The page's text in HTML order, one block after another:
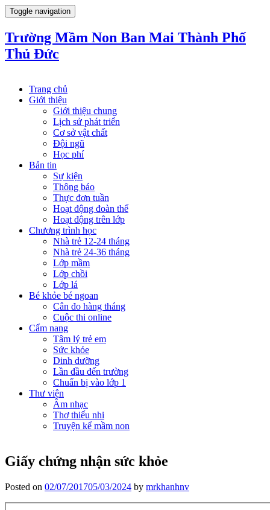
Toggle navigation
Trường Mầm Non Ban Mai Thành Phố
Thủ Đức
Trang chủ
Giới thiệu
Giới thiệu chung
Lịch sử phát triển
Cơ sở vật chất
Đội ngũ
Học phí
Bản tin
Sự kiện
Thông báo
Thực đơn tuần
Hoạt động đoàn thể
Hoạt động trên lớp
Chương trình học
Nhà trẻ 12-24 tháng
Nhà trẻ 24-36 tháng
Lớp mầm
Lớp chồi
Lớp lá
Bé khỏe bé ngoan
Cân đo hàng tháng
Cuộc thi online
Cẩm nang
Tâm lý trẻ em
Sức khỏe
Dinh dưỡng
Lần đầu đến trường
Chuẩn bị vào lớp 1
Thư viện
Âm nhạc
Thơ thiếu nhi
Truyện kể mầm non
Giấy chứng nhận sức khỏe
Posted on 02/07/201705/03/2024 by mrkhanhnv